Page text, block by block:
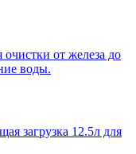
от железа до
воды.
загрузка 12.5л для